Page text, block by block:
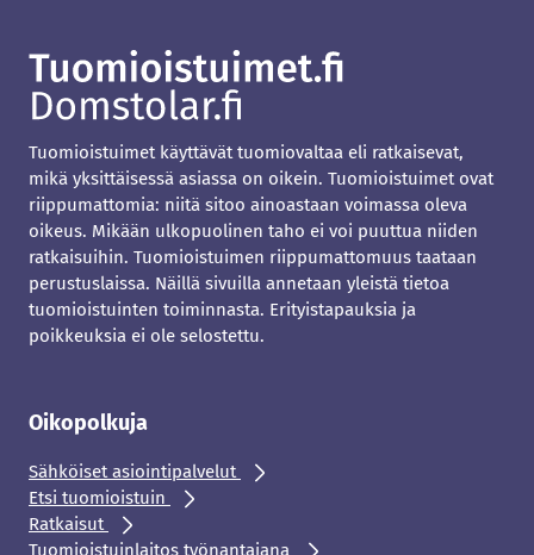
Tuomioistuimet käyttävät tuomiovaltaa eli ratkaisevat,
mikä yksittäisessä asiassa on oikein. Tuomioistuimet ovat
riippumattomia: niitä sitoo ainoastaan voimassa oleva
oikeus. Mikään ulkopuolinen taho ei voi puuttua niiden
ratkaisuihin. Tuomioistuimen riippumattomuus taataan
perustuslaissa. Näillä sivuilla annetaan yleistä tietoa
tuomioistuinten toiminnasta. Erityistapauksia ja
poikkeuksia ei ole selostettu.
Oikopolkuja
Sähköiset asiointipalvelut
Etsi tuomioistuin
Ratkaisut
Tuomioistuinlaitos työnantajana